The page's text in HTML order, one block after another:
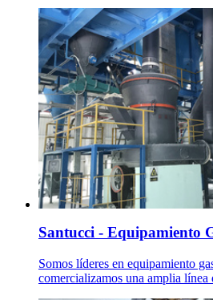
Santucci - Equipamiento
Somos líderes en equipamiento
comercializamos una amplia línea